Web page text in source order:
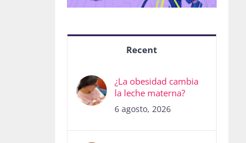
Recent
¿La obesidad cambia
la leche materna?
6 agosto, 2026